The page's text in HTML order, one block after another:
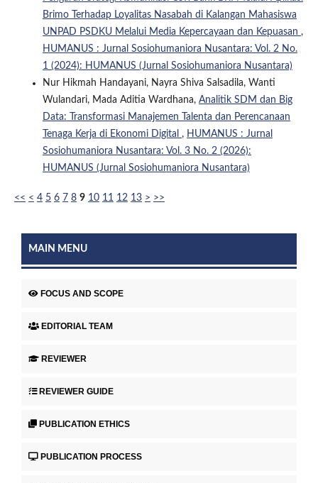
Brimo Terhadap Loyalitas Nasabah di Kalangan Mahasiswa
UNPAD PSDKU Melalui Media Kepercayaan dan Kepuasan ,
HUMANUS : Jurnal Sosiohumaniora Nusantara: Vol. 2 No.
1 (2024): HUMANUS (Jurnal Sosiohumaniora Nusantara)
Nur Hikmah Handayani, Nayra Shiva Salsadila, Wanti
Wulandari, Mada Aditia Wardhana, Analitik SDM dan Big
Data: Transformasi Manajemen Talenta dan Perencanaan
Tenaga Kerja di Ekonomi Digital , HUMANUS : Jurnal
Sosiohumaniora Nusantara: Vol. 3 No. 2 (2026):
HUMANUS (Jurnal Sosiohumaniora Nusantara)
<< < 4 5 6 7 8 9 10 11 12 13 > >>
MAIN MENU
FOCUS AND SCOPE
EDITORIAL TEAM
REVIEWER
REVIEWER GUIDE
PUBLICATION ETHICS
PUBLICATION PROCESS